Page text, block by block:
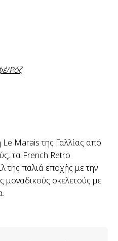
Ρόζ
Marais της Γαλλίας από
τα French Retro
της παλιά εποχής με την
μοναδικούς σκελετούς με